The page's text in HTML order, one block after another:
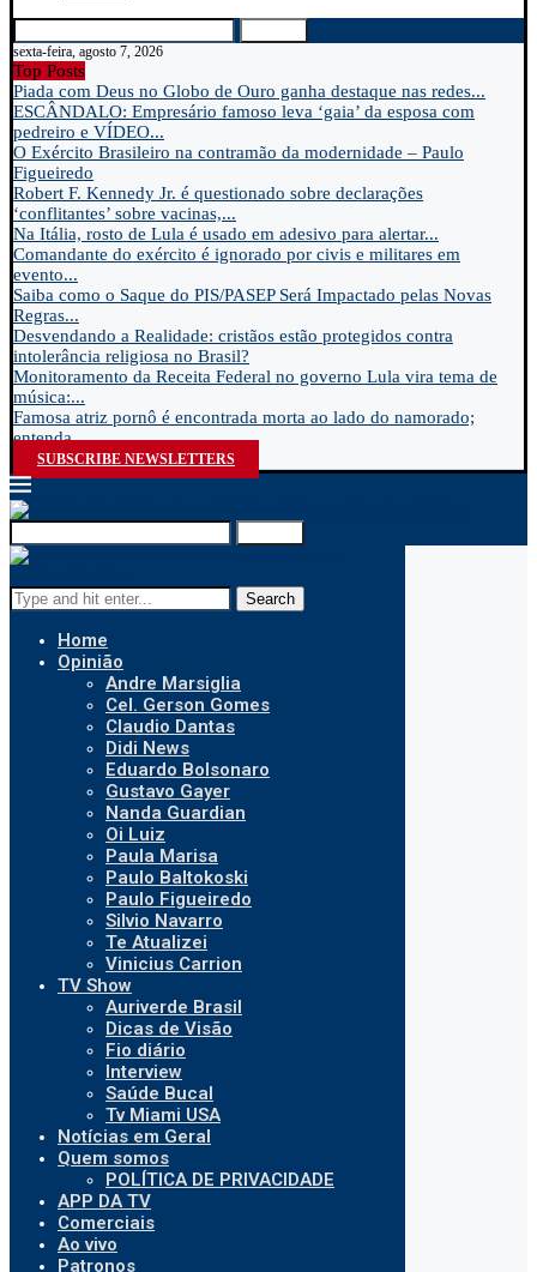
sexta-feira, agosto 7, 2026
Top Posts
Piada com Deus no Globo de Ouro ganha destaque nas redes...
ESCÂNDALO: Empresário famoso leva ‘gaia’ da esposa com
pedreiro e VÍDEO...
O Exército Brasileiro na contramão da modernidade – Paulo
Figueiredo
Robert F. Kennedy Jr. é questionado sobre declarações
‘conflitantes’ sobre vacinas,...
Na Itália, rosto de Lula é usado em adesivo para alertar...
Comandante do exército é ignorado por civis e militares em
evento...
Saiba como o Saque do PIS/PASEP Será Impactado pelas Novas
Regras...
Desvendando a Realidade: cristãos estão protegidos contra
intolerância religiosa no Brasil?
Monitoramento da Receita Federal no governo Lula vira tema de
música:...
Famosa atriz pornô é encontrada morta ao lado do namorado;
entenda...
SUBSCRIBE NEWSLETTERS
Search
Home
Opinião
Andre Marsiglia
Cel. Gerson Gomes
Claudio Dantas
Didi News
Eduardo Bolsonaro
Gustavo Gayer
Nanda Guardian
Oi Luiz
Paula Marisa
Paulo Baltokoski
Paulo Figueiredo
Silvio Navarro
Te Atualizei
Vinicius Carrion
TV Show
Auriverde Brasil
Dicas de Visão
Fio diário
Interview
Saúde Bucal
Tv Miami USA
Notícias em Geral
Quem somos
POLÍTICA DE PRIVACIDADE
APP DA TV
Comerciais
Ao vivo
Patronos